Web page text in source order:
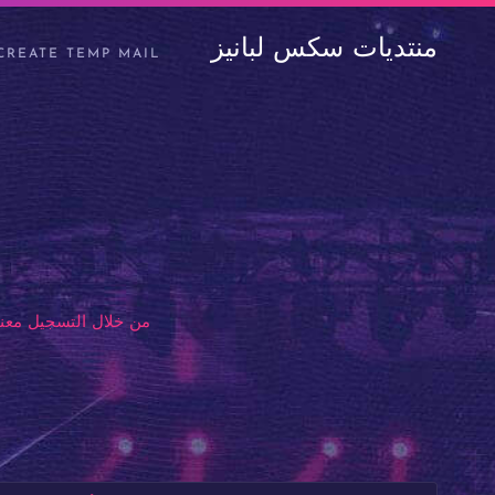
منتديات سكس لبانيز TEMP MAIL
من خلال التسجيل